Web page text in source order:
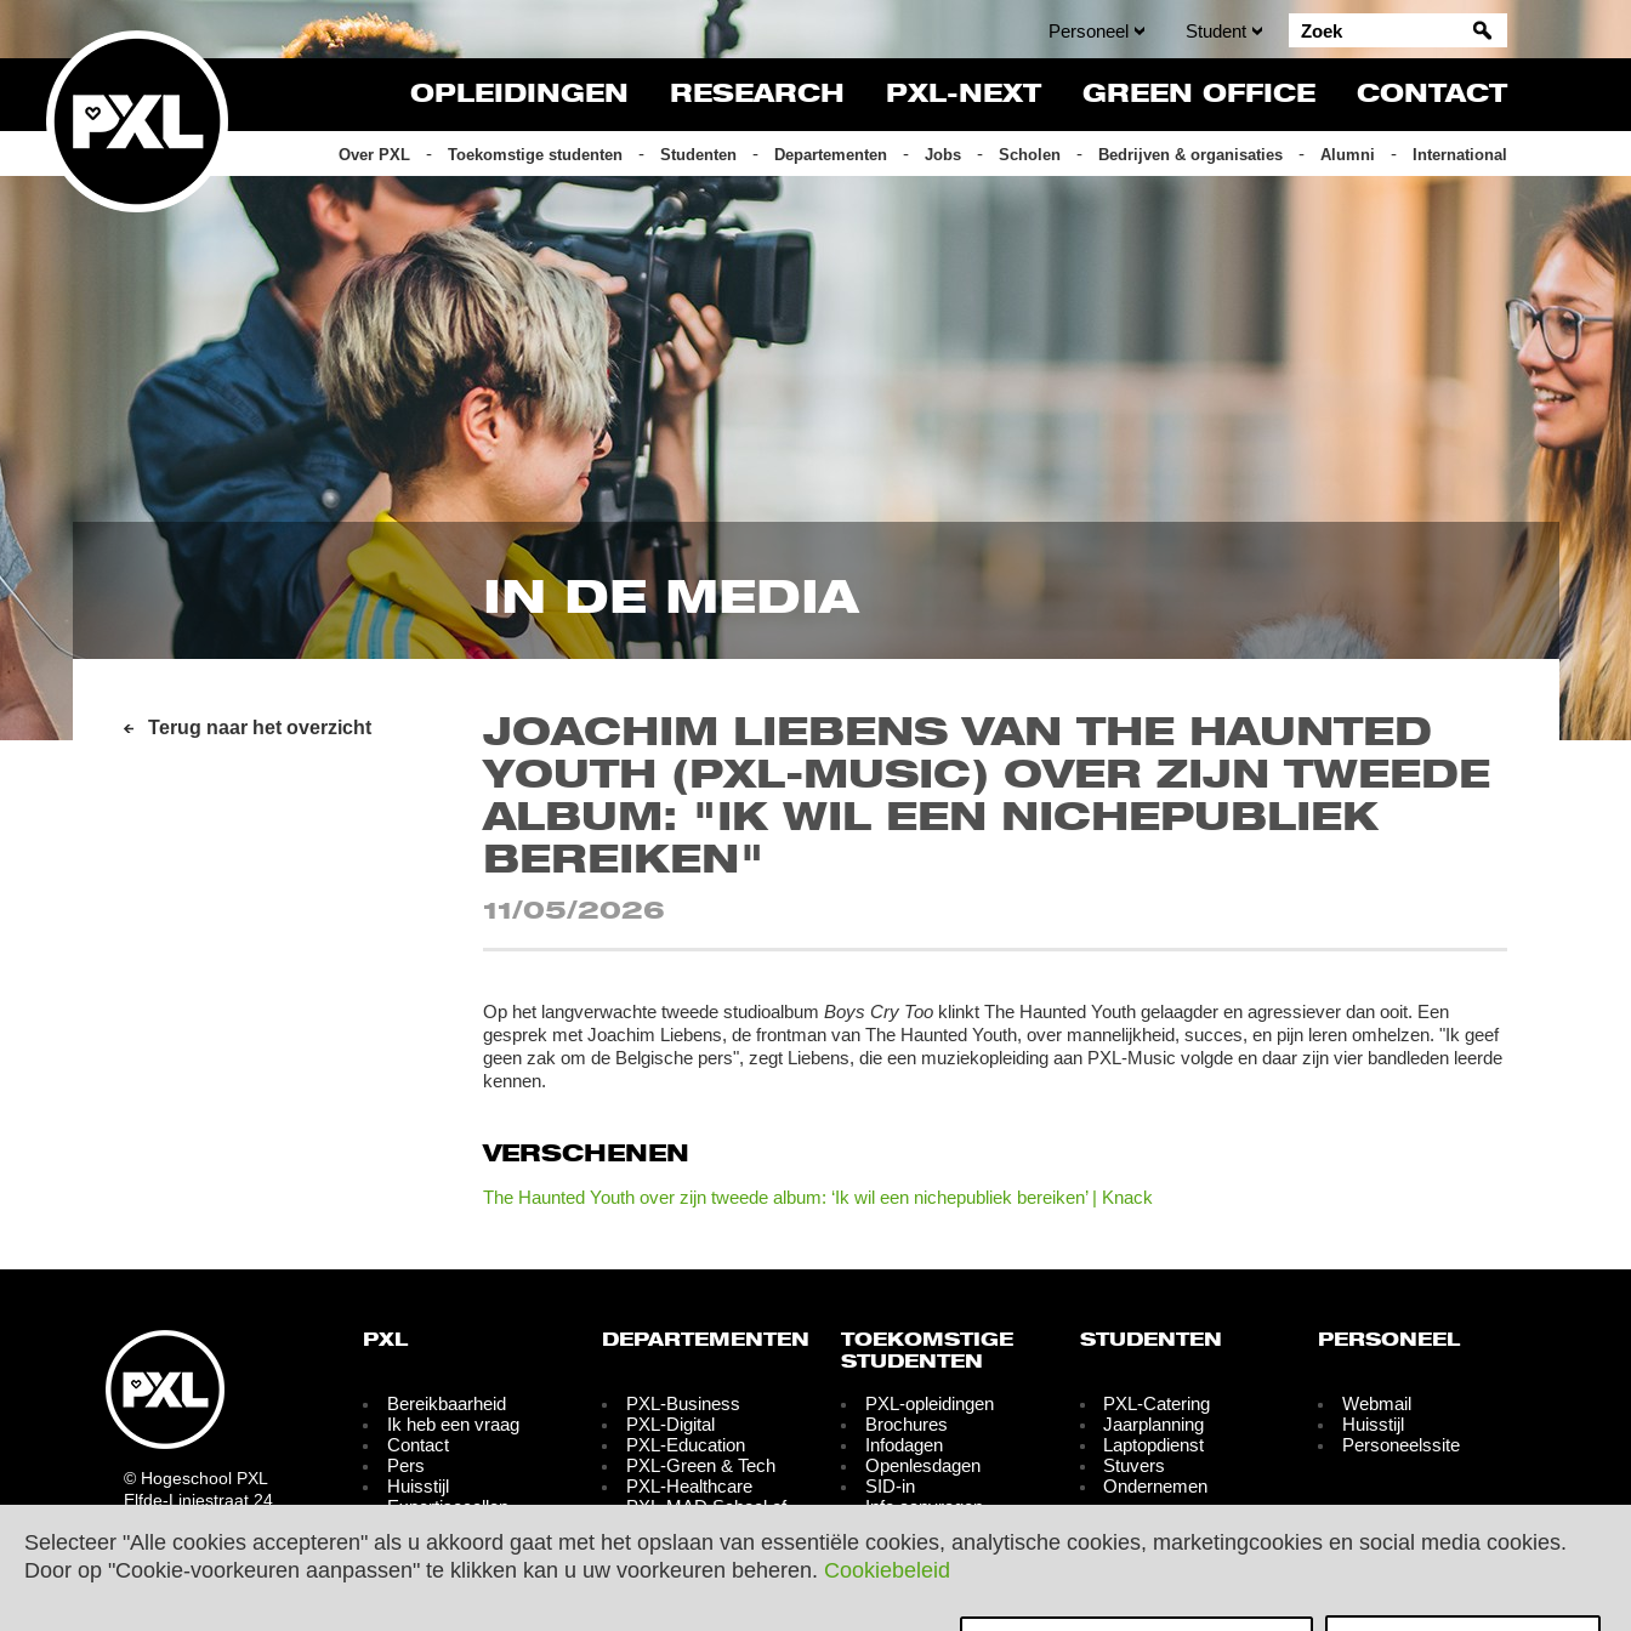
Personeel Student
OPLEIDINGEN RESEARCH PXL-NEXT GREEN OFFICE CONTACT
Over PXL Toekomstige studenten Studenten Departementen Jobs Scholen Bedrijven & organisaties Alumni International
Selecteer "Alle cookies accepteren" als u akkoord gaat met het opslaan van essentiële cookies, analytische cookies, marketingcookies en social media cookies.
Door op "Cookie-voorkeuren aanpassen" te klikken kan u uw voorkeuren beheren. Cookiebeleid
IN DE MEDIA
Terug naar het overzicht
JOACHIM LIEBENS VAN THE HAUNTED
YOUTH (PXL-MUSIC) OVER ZIJN TWEEDE
ALBUM: "IK WIL EEN NICHEPUBLIEK
BEREIKEN"
11/05/2026
Op het langverwachte tweede studioalbum Boys Cry Too klinkt The Haunted Youth gelaagder en agressiever dan ooit. Een
gesprek met Joachim Liebens, de frontman van The Haunted Youth, over mannelijkheid, succes, en pijn leren omhelzen. "Ik geef
geen zak om de Belgische pers", zegt Liebens, die een muziekopleiding aan PXL-Music volgde en daar zijn vier bandleden leerde
kennen.
VERSCHENEN
The Haunted Youth over zijn tweede album: ‘Ik wil een nichepubliek bereiken’ | Knack
© Hogeschool PXL
Elfde-Liniestraat 24
tel. +32 11 77 55 55
Contact
PXL
Bereikbaarheid
Ik heb een vraag
Contact
Pers
Huisstijl
Expertisecellen
Bedrijven en
organisaties
DEPARTEMENTEN
PXL-Business
PXL-Digital
PXL-Education
PXL-Green & Tech
PXL-Healthcare
PXL-MAD School of
PXL-Media &
Tourism
TOEKOMSTIGE
STUDENTEN
PXL-opleidingen
Brochures
Infodagen
Openlesdagen
SID-in
Info aanvragen
Graduaatsopleidingen
STUDENTEN
PXL-Catering
Jaarplanning
Laptopdienst
Stuvers
Ondernemen
PERSONEEL
Webmail
Huisstijl
Personeelssite